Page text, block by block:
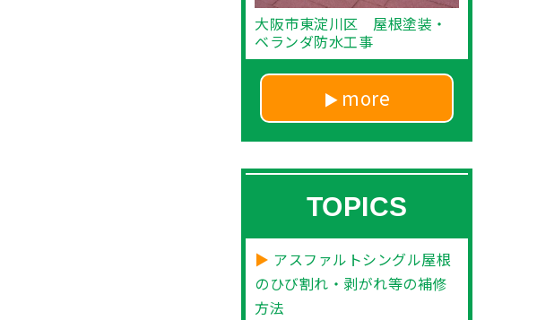
大阪市東淀川区 屋根塗装・
ベランダ防水工事
more
TOPICS
アスファルトシングル屋根
のひび割れ・剥がれ等の補修
方法